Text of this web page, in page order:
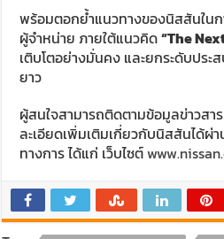
พร้อมตอกย้ำแนวทางของนิสสันใน
ผู้จำหน่าย ภายใต้แนวคิด“The
เติบโตอย่างมั่นคง และยกระดับประ
ยาว
ผู้สนใจสามารถติดตามข้อมูลข่าวสา
ละเอียดเพิ่มเติมเกี่ยวกับนิสสันได้ผ่
ทางการ ได้แก่ เว็บไซต์